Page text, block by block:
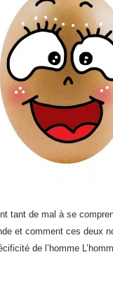
tant de mal à se
et comment ces deux
de l’homme